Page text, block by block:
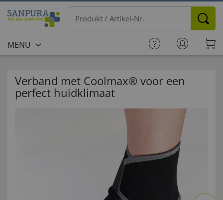
MENU
Verband met Coolmax® voor een
perfect huidklimaat